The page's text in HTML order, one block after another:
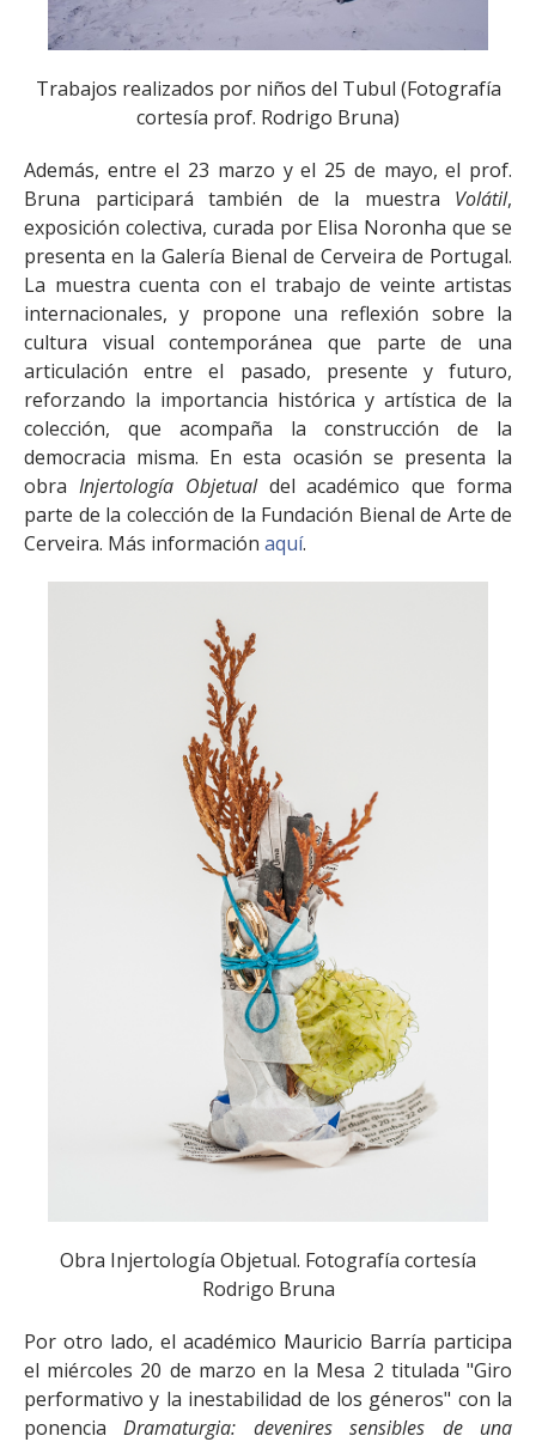
Trabajos realizados por niños del Tubul (Fotografía
cortesía prof. Rodrigo Bruna)
Además, entre el 23 marzo y el 25 de mayo, el prof.
Bruna participará también de la muestra Volátil,
exposición colectiva, curada por Elisa Noronha que se
presenta en la Galería Bienal de Cerveira de Portugal.
La muestra cuenta con el trabajo de veinte artistas
internacionales, y propone una reflexión sobre la
cultura visual contemporánea que parte de una
articulación entre el pasado, presente y futuro,
reforzando la importancia histórica y artística de la
colección, que acompaña la construcción de la
democracia misma. En esta ocasión se presenta la
obra Injertología Objetualdel académico que forma
parte de la colección de la Fundación Bienal de Arte de
Cerveira. Más información aquí.
Obra Injertología Objetual. Fotografía cortesía
Rodrigo Bruna
Por otro lado, el académico Mauricio Barría participa
el miércoles 20 de marzo en la Mesa 2 titulada "Giro
performativo y la inestabilidad de los géneros" con la
ponenciaDramaturgia: devenires sensibles de una